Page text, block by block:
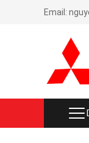
Email: